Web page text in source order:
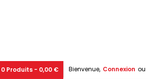
Bienvenue, Connexion ou
0 Produits - 0,00 €